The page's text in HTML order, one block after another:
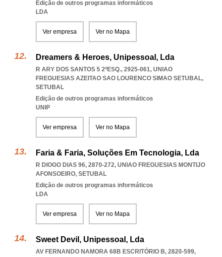
Edição de outros programas informáticos
LDA
Ver empresa Ver no Mapa
Dreamers & Heroes, Unipessoal, Lda
R ARY DOS SANTOS 5 2ºESQ., 2925-061, UNIAO
FREGUESIAS AZEITAO SAO LOURENCO SIMAO SETUBAL,
SETUBAL
Edição de outros programas informáticos
UNIP
Ver empresa Ver no Mapa
Faria & Faria, Soluções Em Tecnologia, Lda
R DIOGO DIAS 96, 2870-272, UNIAO FREGUESIAS MONTIJO
AFONSOEIRO, SETUBAL
Edição de outros programas informáticos
LDA
Ver empresa Ver no Mapa
Sweet Devil, Unipessoal, Lda
AV FERNANDO NAMORA 68B ESCRITÓRIO B, 2820-599,